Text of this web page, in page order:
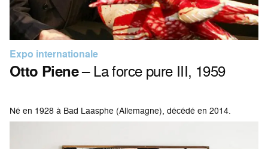
Expo internationale
Otto Piene– La force pure III, 1959
Né en 1928 à Bad Laasphe (Allemagne), décédé en 2014.